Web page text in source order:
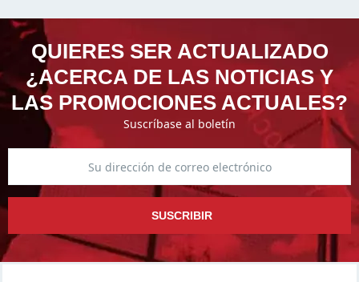
QUIERES SER ACTUALIZADO
¿ACERCA DE LAS NOTICIAS Y
LAS PROMOCIONES ACTUALES?
Suscríbase al boletín
SUSCRIBIR